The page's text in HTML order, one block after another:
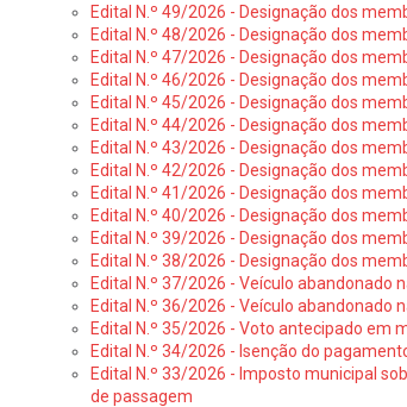
Edital N.º 49/2026 - Designação dos
Edital N.º 48/2026 - Designação dos
Edital N.º 47/2026 - Designação dos
Edital N.º 46/2026 - Designação dos
Edital N.º 45/2026 - Designação dos
Edital N.º 44/2026 - Designação dos
Edital N.º 43/2026 - Designação dos
Edital N.º 42/2026 - Designação dos
Edital N.º 41/2026 - Designação dos
Edital N.º 40/2026 - Designação dos
Edital N.º 39/2026 - Designação dos
Edital N.º 38/2026 - Designação dos
Edital N.º 37/2026 - Veículo abandonado
Edital N.º 36/2026 - Veículo abandonado
Edital N.º 35/2026 - Voto antecipado em
Edital N.º 34/2026 - Isenção do
Edital N.º 33/2026 - Imposto municipal
de passagem